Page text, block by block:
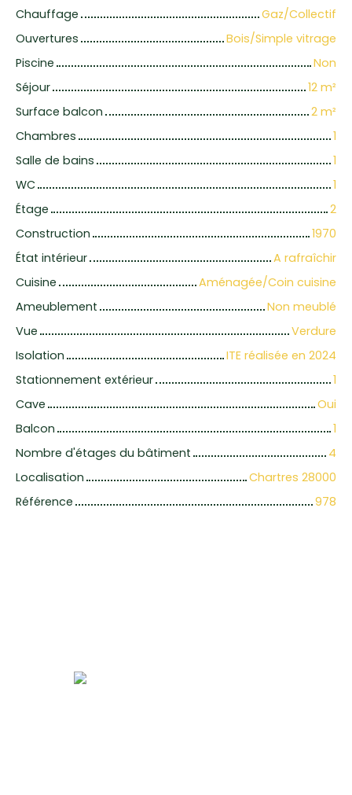
Chauffage
Gaz/Collectif
Ouvertures
Bois/Simple vitrage
Piscine
Non
Séjour
12 m²
Surface balcon
2 m²
Chambres
1
Salle de bains
1
WC
1
Étage
2
Construction
1970
État intérieur
A rafraîchir
Cuisine
Aménagée/Coin cuisine
Ameublement
Non meublé
Vue
Verdure
Isolation
ITE réalisée en 2024
Stationnement extérieur
1
Cave
Oui
Balcon
1
Nombre d'étages du bâtiment
4
Localisation
Chartres 28000
Référence
978